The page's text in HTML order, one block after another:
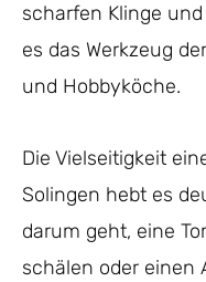
scharfen Klinge
es das Werkzeug
und Hobbyköche.
Die Vielseitigkeit
Solingen hebt es
darum geht, eine
schälen oder einen